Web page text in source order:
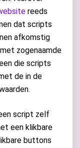
reeds
dat scripts
afkomstig
zogenaamde
die scripts
de in de
script zelf
een klikbare
buttons